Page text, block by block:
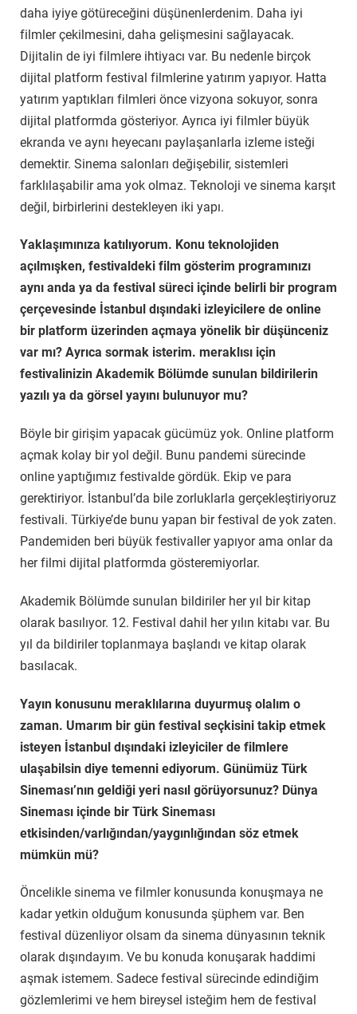
daha iyiye götüreceğini düşünenlerdenim. Daha iyi
filmler çekilmesini, daha gelişmesini sağlayacak.
Dijitalin de iyi filmlere ihtiyacı var. Bu nedenle birçok
dijital platform festival filmlerine yatırım yapıyor. Hatta
yatırım yaptıkları filmleri önce vizyona sokuyor, sonra
dijital platformda gösteriyor. Ayrıca iyi filmler büyük
ekranda ve aynı heyecanı paylaşanlarla izleme isteği
demektir. Sinema salonları değişebilir, sistemleri
farklılaşabilir ama yok olmaz. Teknoloji ve sinema karşıt
değil, birbirlerini destekleyen iki yapı.
Yaklaşımınıza katılıyorum. Konu teknolojiden
açılmışken, festivaldeki film gösterim programınızı
aynı anda ya da festival süreci içinde belirli bir program
çerçevesinde İstanbul dışındaki izleyicilere de online
bir platform üzerinden açmaya yönelik bir düşünceniz
var mı? Ayrıca sormak isterim. meraklısı için
festivalinizin Akademik Bölümde sunulan bildirilerin
yazılı ya da görsel yayını bulunuyor mu?
Böyle bir girişim yapacak gücümüz yok. Online platform
açmak kolay bir yol değil. Bunu pandemi sürecinde
online yaptığımız festivalde gördük. Ekip ve para
gerektiriyor. İstanbul’da bile zorluklarla gerçekleştiriyoruz
festivali. Türkiye’de bunu yapan bir festival de yok zaten.
Pandemiden beri büyük festivaller yapıyor ama onlar da
her filmi dijital platformda gösteremiyorlar.
Akademik Bölümde sunulan bildiriler her yıl bir kitap
olarak basılıyor. 12. Festival dahil her yılın kitabı var. Bu
yıl da bildiriler toplanmaya başlandı ve kitap olarak
basılacak.
Yayın konusunu meraklılarına duyurmuş olalım o
zaman. Umarım bir gün festival seçkisini takip etmek
isteyen İstanbul dışındaki izleyiciler de filmlere
ulaşabilsin diye temenni ediyorum. Günümüz Türk
Sineması’nın geldiği yeri nasıl görüyorsunuz? Dünya
Sineması içinde bir Türk Sineması
etkisinden/varlığından/yaygınlığından söz etmek
mümkün mü?
Öncelikle sinema ve filmler konusunda konuşmaya ne
kadar yetkin olduğum konusunda şüphem var. Ben
festival düzenliyor olsam da sinema dünyasının teknik
olarak dışındayım. Ve bu konuda konuşarak haddimi
aşmak istemem. Sadece festival sürecinde edindiğim
gözlemlerimi ve hem bireysel isteğim hem de festival